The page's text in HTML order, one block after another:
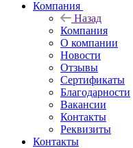
Компания
Назад
Компания
О компании
Новости
Отзывы
Сертификаты
Благодарности
Вакансии
Контакты
Реквизиты
Контакты